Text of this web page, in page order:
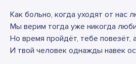
Как больно, когда уходят от нас
Мы верим тогда уже никогда
Но время пройдёт, тебе повезёт,
И твой человек однажды навек